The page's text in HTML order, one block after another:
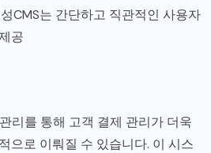
CMS는 간단하고 직관적인 사용자
공
리를 통해 고객 결제 관리가 더욱
으로 이뤄질 수 있습니다. 이 시스